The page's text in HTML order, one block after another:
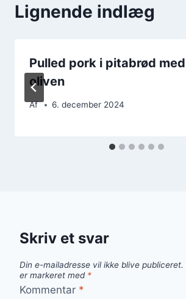
Lignende indlæg
Pulled pork i pitabrød
oliven
Af 6. december 2024
Skriv et svar
Din e-mailadresse vil ikke blive publiceret.
er markeret med *
Kommentar *